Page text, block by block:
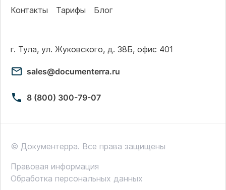
Контакты
Тарифы Блог
г. Тула, ул. Жуковского, д. 38Б, офис 401
sales@documenterra.ru
8 (800) 300-79-07
© Документерра. Все права защищены
Правовая информация
Обработка персональных данных